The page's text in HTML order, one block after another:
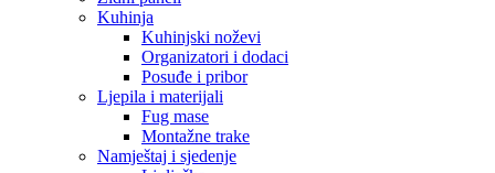
Kuhinja
Kuhinjski noževi
Organizatori i dodaci
Posuđe i pribor
Ljepila i materijali
Fug mase
Montažne trake
Namještaj i sjedenje